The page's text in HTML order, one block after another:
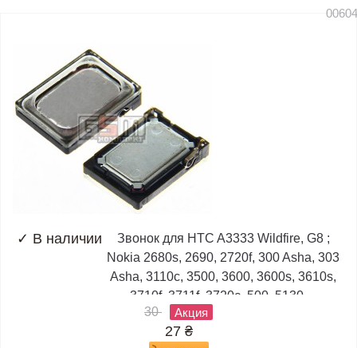
✓ В наличии
Звонок для HTC A3333 Wildfire, G8 ;
Nokia 2680s, 2690, 2720f, 300 Asha, 303
Asha, 3110c, 3500, 3600, 3600s, 3610s,
3710f, 3711f, 3720c, 500, 5130,...
30
Акция
27 ₴